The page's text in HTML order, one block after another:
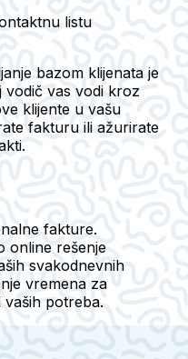
listu
bazom klijenata je
vodič vas vodi kroz
klijente u vašu
fakturu ili ažurirate
fakture.
online rešenje
svakodnevnih
vremena za
vaših potreba.